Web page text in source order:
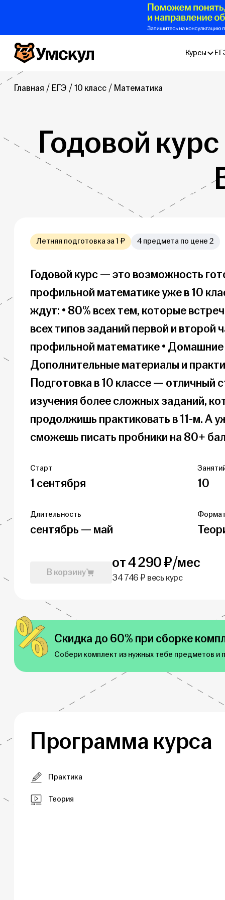
Умскул
Курсы
Главная ЕГЭ 10 класс Математика
Годовой
Летняя подготовка за 1 ₽ 4 предмета по цене 2
Годовой курс — это возможность
профильной математике уже в 10
ждут: • 80% всех тем, которые
всех типов заданий первой и второй
профильной математике • Домашние
Дополнительные материалы и
Подготовка в 10 классе — отличный
изучения более сложных заданий,
продолжишь практиковать в 11-м. А
сможешь писать пробники на 80+
Старт
1 сентября 10
Длительность
сентябрь — май
В корзину
от 4 290 ₽/мес
34 746 ₽ весь курс
Скидка до 60% при сборке
Собери комплект из нужных тебе предметов и
Программа курса
Практика
Теория